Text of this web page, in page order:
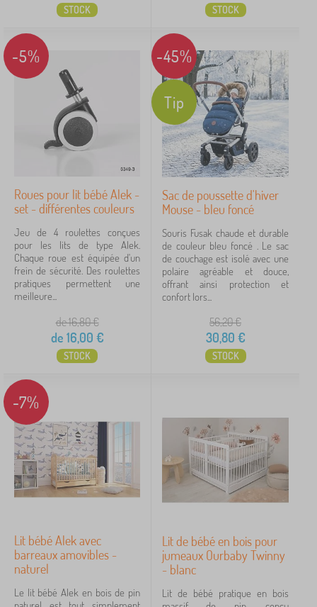
STOCK STOCK
-5%
Roues pour lit bébé Alek -
set - différentes couleurs
Jeu de 4 roulettes conçues
pour les lits de type Alek.
Chaque roue est équipée d'un
frein de sécurité. Des roulettes
pratiques permettent une
meilleure...
de 16,80€
de 16,00 €
STOCK
-45%
Tip
Sac de poussette d'hiver
Mouse - bleu foncé
Souris Fusak chaude et durable
de couleur bleu foncé . Le sac
de couchage est isolé avec une
polaire agréable et douce,
offrant ainsi protection et
confort lors...
56,20€
30,80 €
STOCK
-7%
Lit bébé Alek avec
barreaux amovibles -
naturel
Le lit bébé Alek en bois de pin
Lit de bébé en bois pour
jumeaux Ourbaby Twinny
- blanc
Lit de bébé pratique en bois